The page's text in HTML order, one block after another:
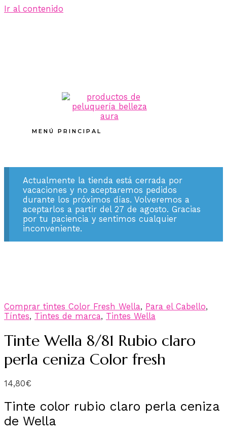
Ir al contenido
MENÚ PRINCIPAL
Actualmente la tienda está cerrada por
vacaciones y no aceptaremos pedidos
durante los próximos días. Volveremos a
aceptarlos a partir del 27 de agosto. Gracias
por tu paciencia y sentimos cualquier
inconveniente.
Comprar tintes Color Fresh Wella, Para el Cabello,
Tíntes, Tintes de marca, Tintes Wella
Tinte Wella 8/81 Rubio claro
perla ceniza Color fresh
14,80€
Tinte color rubio claro perla ceniza
de Wella